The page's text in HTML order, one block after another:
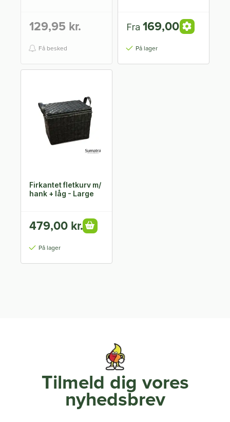
129,95 kr.
Få besked
Fra 169,00 kr.
På lager
Firkantet fletkurv m/
hank + låg - Large
479,00 kr.
På lager
Tilmeld dig vores
nyhedsbrev